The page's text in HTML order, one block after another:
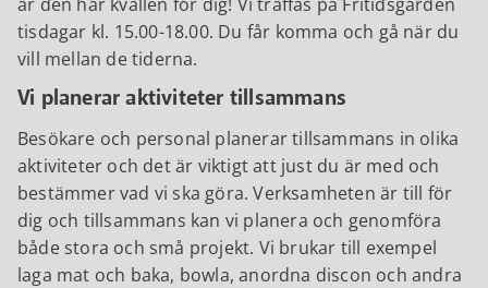
tisdagar kl. 15.00-18.00. Du får komma och gå när du
vill mellan de tiderna.
Vi planerar aktiviteter tillsammans
Besökare och personal planerar tillsammans in olika
aktiviteter och det är viktigt att just du är med och
bestämmer vad vi ska göra. Verksamheten är till för
dig och tillsammans kan vi planera och genomföra
både stora och små projekt. Vi brukar till exempel
laga mat och baka, bowla, anordna discon och andra